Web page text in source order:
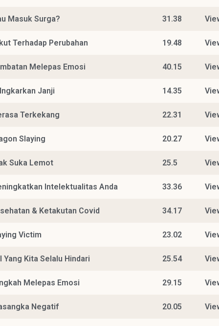
Masuk Surga? 31.38
Terhadap Perubahan 19.48
Melepas Emosi 40.15
Janji 14.35
Terkekang 22.31
Slaying 20.27
Suka Lemot 25.5
Intelektualitas Anda 33.36
& Ketakutan Covid 34.17
Victim 23.02
Yang Kita Selalu Hindari 25.54
Melepas Emosi 29.15
Negatif 20.05